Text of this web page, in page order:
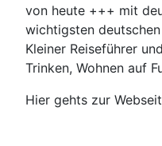
von heute +++ mit
wichtigsten
Kleiner Reiseführer
Trinken, Wohnen auf
Hier gehts zur